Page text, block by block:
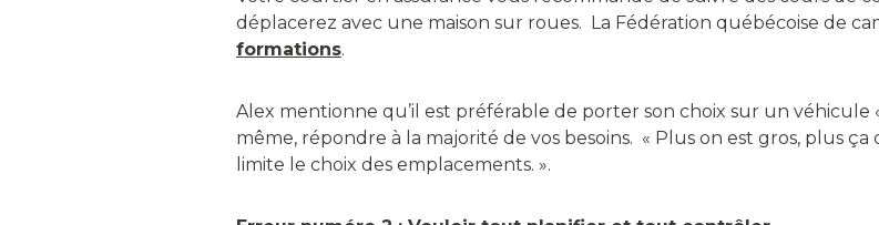
déplacerez avec une maison sur roues. La Fédération québécoise de
formations.
Alex mentionne qu’il est préférable de porter son choix sur un véhicule
même, répondre à la majorité de vos besoins. « Plus on est gros, plus
limite le choix des emplacements. ».